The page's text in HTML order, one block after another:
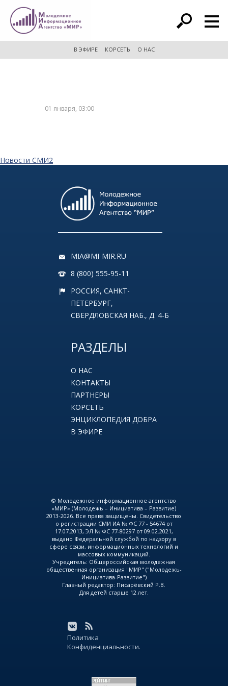
расширенный поиск
В ЭФИРЕ КОРСЕТЬ О НАС
01 января, 03:00
Новости СМИ2
MIA@MI-MIR.RU
8 (800) 555-95-11
РОССИЯ, САНКТ-
ПЕТЕРБУРГ,
СВЕРДЛОВСКАЯ НАБ., Д. 4-Б
РАЗДЕЛЫ
О НАС
КОНТАКТЫ
ПАРТНЕРЫ
КОРСЕТЬ
ЭНЦИКЛОПЕДИЯ ДОБРА
В ЭФИРЕ
© Молодежное информационное агентство
«МИР» (Молодежь – Инициатива – Развитие)
2013-2026. Все права защищены. Свидетельство
о регистрации СМИ ИА № ФС 77 - 54674 от
17.07.2013, ЭЛ № ФС 77-80297 от 09.02.2021,
выдано Федеральной службой по надзору в
сфере связи, информационных технологий и
массовых коммуникаций.
Учредитель: Общероссийская молодежная
общественная организация "МИР" ("Молодежь-
Инициатива-Развитие")
Главный редактор: Писарёвский Р.В.
Для детей старше 12 лет.
Политика
Конфиденциальности.